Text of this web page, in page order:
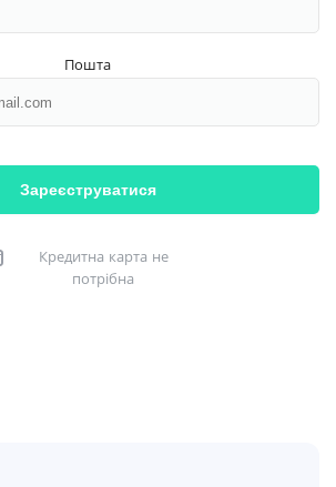
Пошта
Зареєструватися
Кредитна карта не
потрібна